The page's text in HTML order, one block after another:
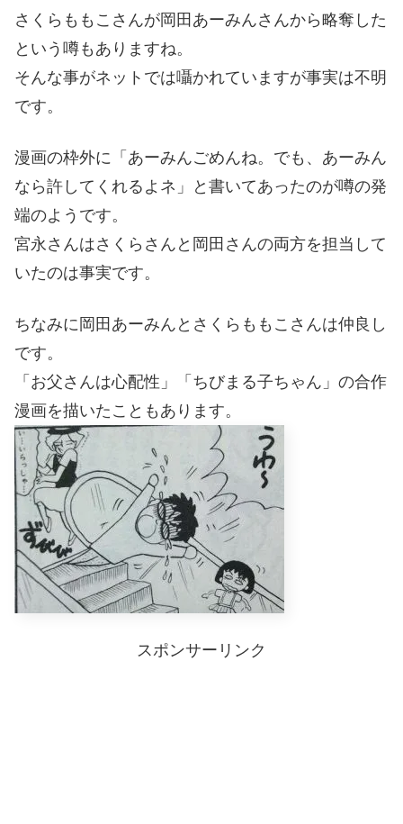
さくらももこさんが岡田あーみんさんから略奪した
という噂もありますね。
そんな事がネットでは囁かれていますが事実は不明
です。
漫画の枠外に「あーみんごめんね。でも、あーみん
なら許してくれるよネ」と書いてあったのが噂の発
端のようです。
宮永さんはさくらさんと岡田さんの両方を担当して
いたのは事実です。
ちなみに岡田あーみんとさくらももこさんは仲良し
です。
「お父さんは心配性」「ちびまる子ちゃん」の合作
漫画を描いたこともあります。
スポンサーリンク